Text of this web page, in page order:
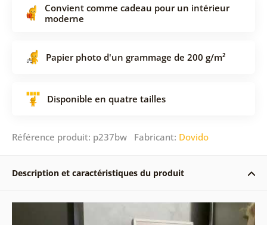
Convient comme cadeau pour un intérieur
moderne
Papier photo d'un grammage de 200 g/m²
Disponible en quatre tailles
Référence produit: p237bw Fabricant: Dovido
Description et caractéristiques du produit